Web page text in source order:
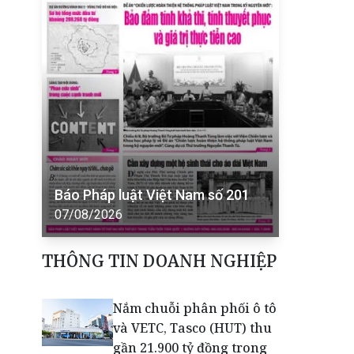
Báo Pháp luật Việt Nam số 201
07/08/2026
THÔNG TIN DOANH NGHIỆP
Nắm chuỗi phân phối ô tô
và VETC, Tasco (HUT) thu
gần 21.900 tỷ đồng trong